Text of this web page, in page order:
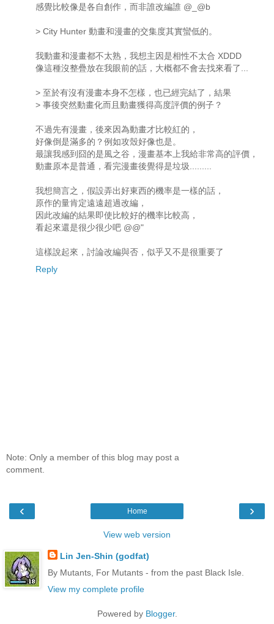
感覺比較像是各自創作，而非誰改編誰 @_@b
> City Hunter 動畫和漫畫的交集度其實蠻低的。
我動畫和漫畫都不太熟，我想主因是相性不太合 XDDD
像這種沒整疊放在我眼前的話，大概都不會去找來看了...
> 至於有沒有漫畫本身不怎樣，也已經完結了，結果
> 事後突然動畫化而且動畫獲得高度評價的例子？
不過先有漫畫，後來因為動畫才比較紅的，
好像倒是滿多的？例如攻殼好像也是。
最讓我感到囧的是風之谷，漫畫基本上我給非常高的評價，
動畫原本是普通，看完漫畫後覺得是垃圾.........
我想簡言之，假設弄出好東西的機率是一樣的話，
原作的量肯定遠遠超過改編，
因此改編的結果即使比較好的機率比較高，
看起來還是很少很少吧 @@"
這樣說起來，討論改編與否，似乎又不是很重要了
Reply
Note: Only a member of this blog may post a
comment.
‹ ›
Home
View web version
Lin Jen-Shin (godfat)
By Mutants, For Mutants - from the past Black Isle.
View my complete profile
Powered by Blogger.